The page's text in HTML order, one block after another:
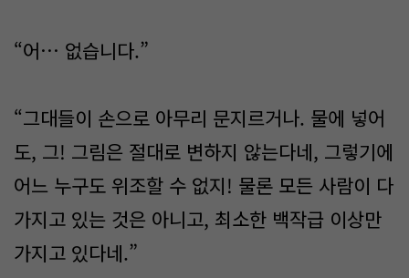
“어… 없습니다.”
“그대들이 손으로 아무리 문지르거나. 물에 넣어
도, 그! 그림은 절대로 변하지 않는다네, 그렇기에
어느 누구도 위조할 수 없지! 물론 모든 사람이 다
가지고 있는 것은 아니고, 최소한 백작급 이상만
가지고 있다네.”